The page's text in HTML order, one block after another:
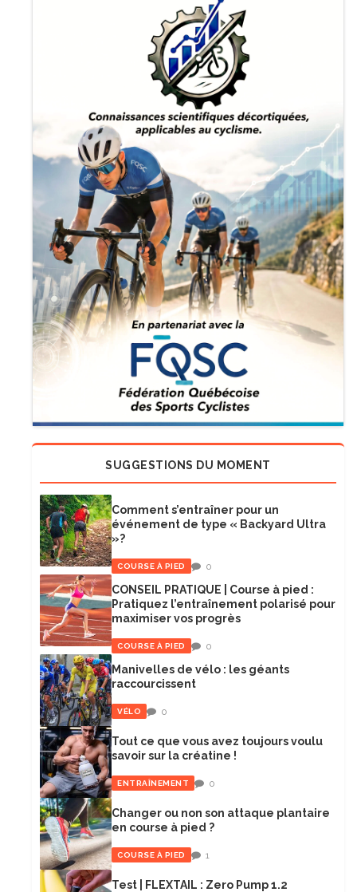
SUGGESTIONS DU MOMENT
Comment s’entraîner pour un
événement de type « Backyard Ultra
»?
COURSE À PIED 0
CONSEIL PRATIQUE | Course à pied :
Pratiquez l’entraînement polarisé pour
maximiser vos progrès
COURSE À PIED 0
Manivelles de vélo : les géants
raccourcissent
VÉLO 0
Tout ce que vous avez toujours voulu
savoir sur la créatine !
ENTRAÎNEMENT 0
Changer ou non son attaque plantaire
en course à pied ?
COURSE À PIED 1
Test | FLEXTAIL : Zero Pump 1.2